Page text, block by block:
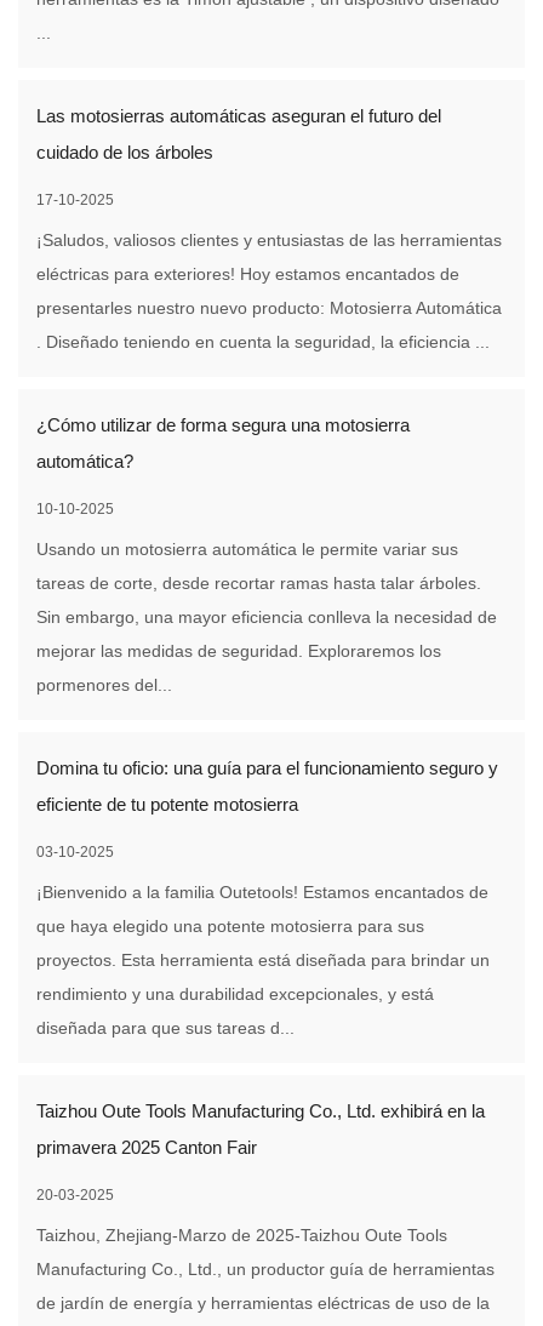
Las motosierras automáticas aseguran el futuro del
cuidado de los árboles
17-10-2025
¡Saludos, valiosos clientes y entusiastas de las herramientas
eléctricas para exteriores! Hoy estamos encantados de
presentarles nuestro nuevo producto: Motosierra Automática
. Diseñado teniendo en cuenta la seguridad, la eficiencia ...
¿Cómo utilizar de forma segura una motosierra
automática?
10-10-2025
Usando un motosierra automática le permite variar sus
tareas de corte, desde recortar ramas hasta talar árboles.
Sin embargo, una mayor eficiencia conlleva la necesidad de
mejorar las medidas de seguridad. Exploraremos los
pormenores del...
Domina tu oficio: una guía para el funcionamiento seguro y
eficiente de tu potente motosierra
03-10-2025
¡Bienvenido a la familia Outetools! Estamos encantados de
que haya elegido una potente motosierra para sus
proyectos. Esta herramienta está diseñada para brindar un
rendimiento y una durabilidad excepcionales, y está
diseñada para que sus tareas d...
Taizhou Oute Tools Manufacturing Co., Ltd. exhibirá en la
primavera 2025 Canton Fair
20-03-2025
Taizhou, Zhejiang-Marzo de 2025-Taizhou Oute Tools
Manufacturing Co., Ltd., un productor guía de herramientas
de jardín de energía y herramientas eléctricas de uso de la